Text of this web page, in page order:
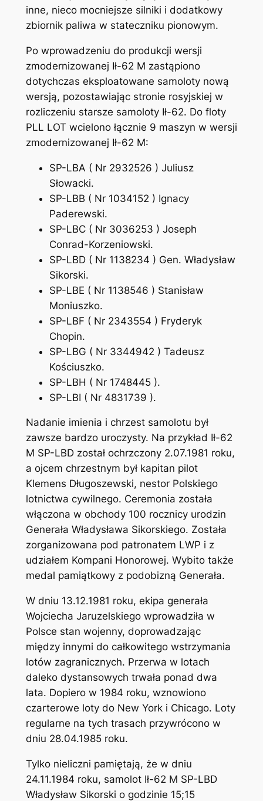
inne, nieco mocniejsze silniki i dodatkowy
zbiornik paliwa w stateczniku pionowym.
Po wprowadzeniu do produkcji wersji
zmodernizowanej Ił-62 M zastąpiono
dotychczas eksploatowane samoloty nową
wersją, pozostawiając stronie rosyjskiej w
rozliczeniu starsze samoloty Ił-62. Do floty
PLL LOT wcielono łącznie 9 maszyn w wersji
zmodernizowanej Ił-62 M:
SP-LBA ( Nr 2932526 ) Juliusz
Słowacki.
SP-LBB ( Nr 1034152 ) Ignacy
Paderewski.
SP-LBC ( Nr 3036253 ) Joseph
Conrad-Korzeniowski.
SP-LBD ( Nr 1138234 ) Gen. Władysław
Sikorski.
SP-LBE ( Nr 1138546 ) Stanisław
Moniuszko.
SP-LBF ( Nr 2343554 ) Fryderyk
Chopin.
SP-LBG ( Nr 3344942 ) Tadeusz
Kościuszko.
SP-LBH ( Nr 1748445 ).
SP-LBI ( Nr 4831739 ).
Nadanie imienia i chrzest samolotu był
zawsze bardzo uroczysty. Na przykład Ił-62
M SP-LBD został ochrzczony 2.07.1981 roku,
a ojcem chrzestnym był kapitan pilot
Klemens Długoszewski, nestor Polskiego
lotnictwa cywilnego. Ceremonia została
włączona w obchody 100 rocznicy urodzin
Generała Władysława Sikorskiego. Została
zorganizowana pod patronatem LWP i z
udziałem Kompani Honorowej. Wybito także
medal pamiątkowy z podobizną Generała.
W dniu 13.12.1981 roku, ekipa generała
Wojciecha Jaruzelskiego wprowadziła w
Polsce stan wojenny, doprowadzając
między innymi do całkowitego wstrzymania
lotów zagranicznych. Przerwa w lotach
daleko dystansowych trwała ponad dwa
lata. Dopiero w 1984 roku, wznowiono
czarterowe loty do New York i Chicago. Loty
regularne na tych trasach przywrócono w
dniu 28.04.1985 roku.
Tylko nieliczni pamiętają, że w dniu
24.11.1984 roku, samolot Ił-62 M SP-LBD
Władysław Sikorski o godzinie 15;15